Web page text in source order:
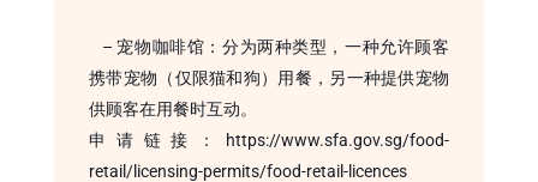
– 宠物咖啡馆：分为两种类型，一种允许顾客
携带宠物（仅限猫和狗）用餐，另一种提供宠物
供顾客在用餐时互动。
申请链接：https://www.sfa.gov.sg/food-
retail/licensing-permits/food-retail-licences